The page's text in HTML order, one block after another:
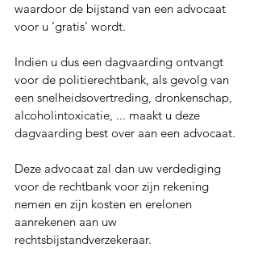
waardoor de bijstand van een advocaat
voor u 'gratis' wordt.
Indien u dus een dagvaarding ontvangt
voor de politierechtbank, als gevolg van
een snelheidsovertreding, dronkenschap,
alcoholintoxicatie, ... maakt u deze
dagvaarding best over aan een advocaat.
Deze advocaat zal dan uw verdediging
voor de rechtbank voor zijn rekening
nemen en zijn kosten en erelonen
aanrekenen aan uw
rechtsbijstandverzekeraar.